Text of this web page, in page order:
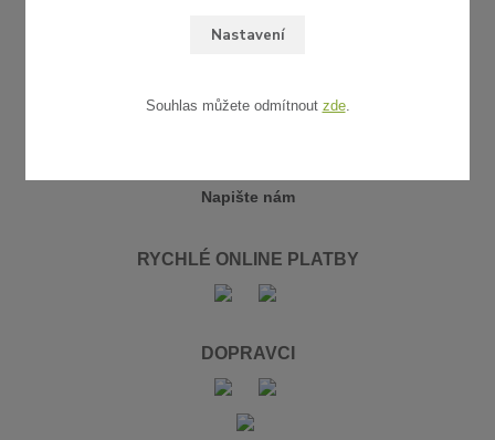
KONTAKTY
+420 721 650 359
Napište nám
RYCHLÉ ONLINE PLATBY
DOPRAVCI
Nastavení
Souhlas můžete odmítnout zde.